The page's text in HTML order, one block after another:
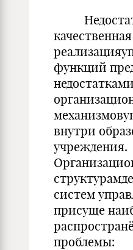
качественная
функций
недостатками
внутри
учреждения.
систем
присуще
проблемы: